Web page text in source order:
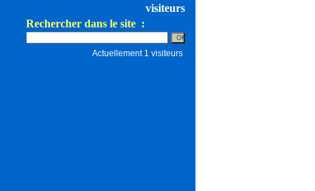
visiteurs
Rechercher dans le site :
Actuellement 1 visiteurs